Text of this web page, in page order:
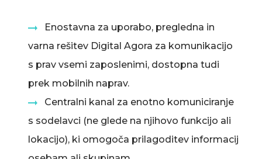
Enostavna za uporabo, pregledna in
varna rešitev Digital Agora za komunikacijo
s prav vsemi zaposlenimi, dostopna tudi
prek mobilnih naprav.
Centralni kanal za enotno komuniciranje
s sodelavci (ne glede na njihovo funkcijo ali
lokacijo), ki omogoča prilagoditev informacij